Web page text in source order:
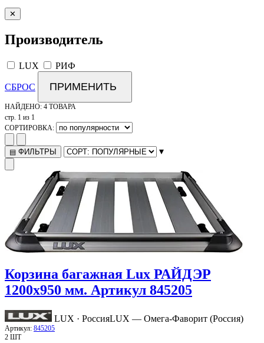
✕
Производитель
LUX РИФ
СБРОС ПРИМЕНИТЬ
НАЙДЕНО: 4 ТОВАРА
стр. 1 из 1
СОРТИРОВКА:
▤ ФИЛЬТРЫ ▾
Корзина багажная Lux РАЙДЭР
1200х950 мм. Артикул 845205
LUX · РоссияLUX — Омега-Фаворит (Россия)
Артикул: 845205
2 ШТ